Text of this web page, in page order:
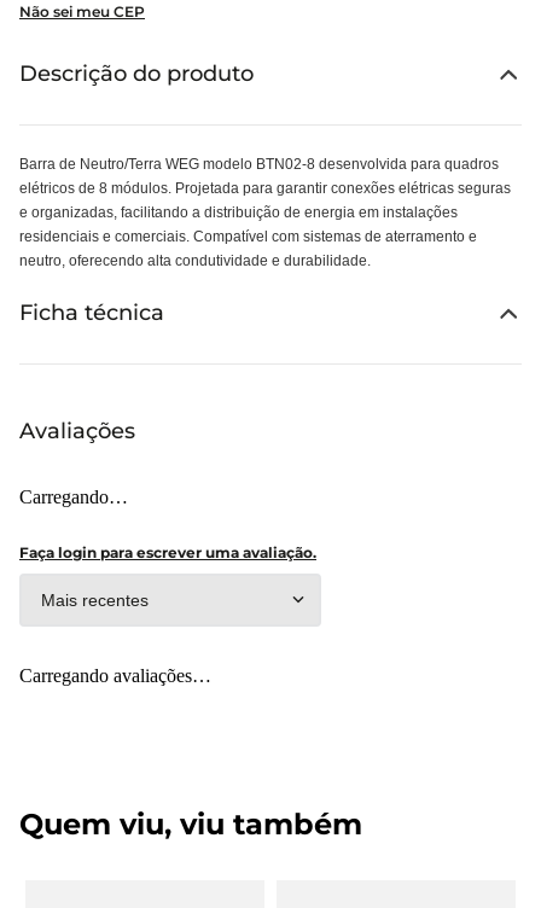
Não sei meu CEP
Descrição do produto
Barra de Neutro/Terra WEG modelo BTN02-8 desenvolvida para quadros
elétricos de 8 módulos. Projetada para garantir conexões elétricas seguras
e organizadas, facilitando a distribuição de energia em instalações
residenciais e comerciais. Compatível com sistemas de aterramento e
neutro, oferecendo alta condutividade e durabilidade.
Ficha técnica
Avaliações
Carregando…
Faça login para escrever uma avaliação.
Mais recentes
Carregando avaliações…
Quem viu, viu também